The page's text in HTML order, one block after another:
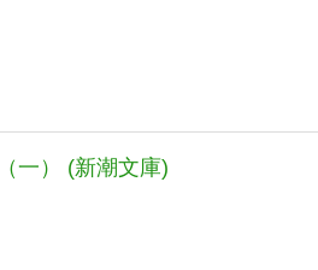
一） (新潮文庫)